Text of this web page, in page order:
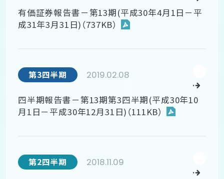
有価証券報告書－第13期(平成30年4月1日－平
成31年3月31日)（737KB）
第3四半期 2019.02.08
四半期報告書－第13期第3四半期(平成30年10
月1日－平成30年12月31日)（111KB）
第2四半期 2018.11.09